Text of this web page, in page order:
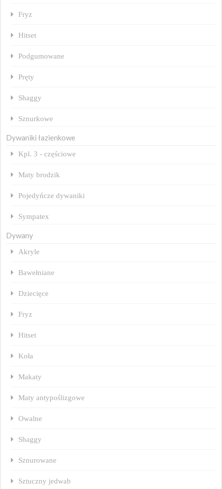
Fryz
Hitset
Podgumowane
Pręty
Shaggy
Sznurkowe
Dywaniki łazienkowe
Kpl. 3 - częściowe
Maty brodzik
Pojedyńcze dywaniki
Sympatex
Dywany
Akryle
Bawełniane
Dziecięce
Fryz
Hitset
Koła
Makaty
Maty antypoślizgowe
Owalne
Shaggy
Sznurowane
Sztuczny jedwab